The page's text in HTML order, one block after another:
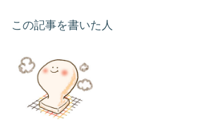
この記事を書いた人